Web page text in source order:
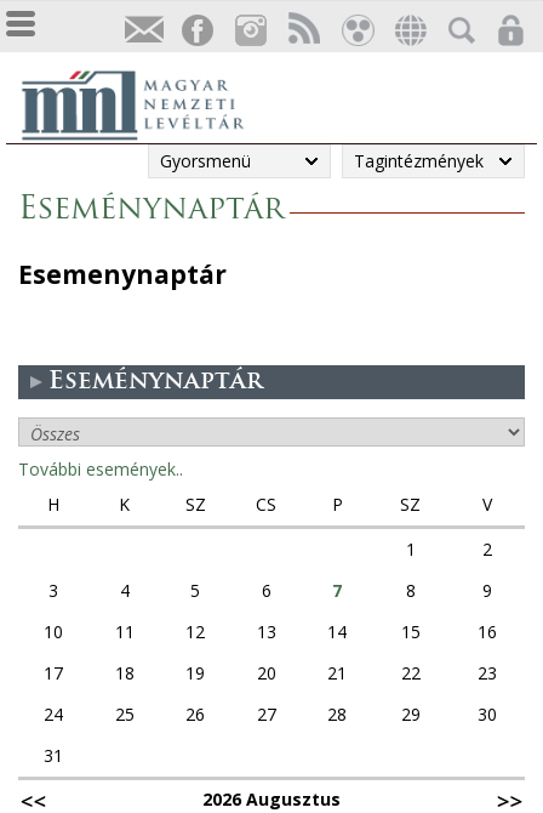
Gyorsmenü Tagintézmények
Eseménynaptár
Esemenynaptár
Eseménynaptár
További események..
H
K SZ CS P SZ
V
1
2
3
4 5 6 7 8
9
10
11 12 13 14 15
16
17
18 19 20 21 22
23
24
25 26 27 28 29
30
31
2026 Augusztus